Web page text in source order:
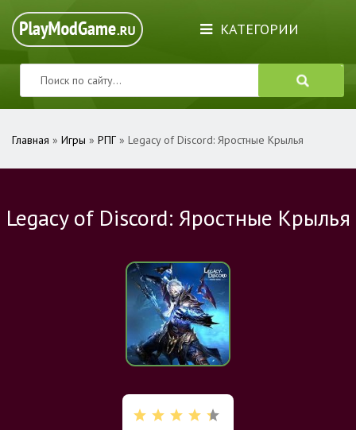
КАТЕГОРИИ
Главная » Игры » РПГ » Legacy of Discord: Яростные Крылья
Legacy of Discord: Яростные Крылья